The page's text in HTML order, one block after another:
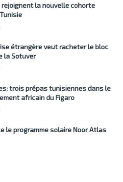
la nouvelle cohorte
étrangère veut racheter le bloc
la Sotuver
trois prépas tunisiennes dans le
africain du Figaro
le programme solaire Noor Atlas